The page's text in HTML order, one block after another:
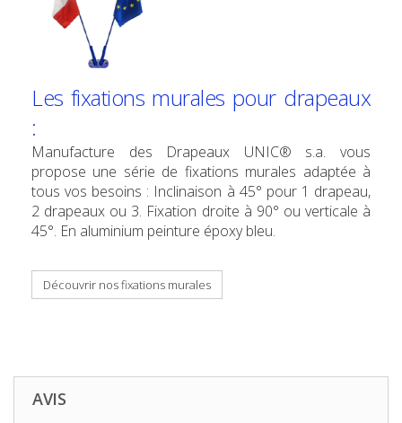
Les fixations murales pour drapeaux
:
Manufacture des Drapeaux UNIC® s.a. vous
propose une série de fixations murales adaptée à
tous vos besoins : Inclinaison à 45° pour 1 drapeau,
2 drapeaux ou 3. Fixation droite à 90° ou verticale à
45°. En aluminium peinture époxy bleu.
Découvrir nos fixations murales
AVIS